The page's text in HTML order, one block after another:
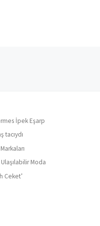
İpek Eşarp
tacıydı
Moda
Ceket’